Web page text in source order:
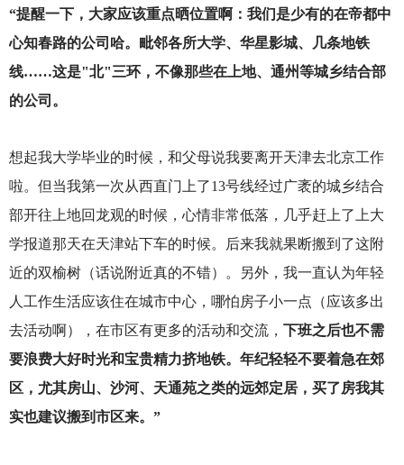
“提醒一下，大家应该重点晒位置啊：我们是少有的在帝都中
心知春路的公司哈。毗邻各所大学、华星影城、几条地铁
线……这是"北"三环，不像那些在上地、通州等城乡结合部
的公司。
想起我大学毕业的时候，和父母说我要离开天津去北京工作
啦。但当我第一次从西直门上了13号线经过广袤的城乡结合
部开往上地回龙观的时候，心情非常低落，几乎赶上了上大
学报道那天在天津站下车的时候。后来我就果断搬到了这附
近的双榆树（话说附近真的不错）。另外，我一直认为年轻
人工作生活应该住在城市中心，哪怕房子小一点（应该多出
去活动啊），在市区有更多的活动和交流， 下班之后也不需
要浪费大好时光和宝贵精力挤地铁。年纪轻轻不要着急在郊
区，尤其房山、沙河、天通苑之类的远郊定居，买了房我其
实也建议搬到市区来。”